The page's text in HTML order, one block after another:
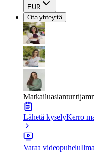
EUR
Ota yhteyttä
Lähetä kyselyKerro
Varaa videopuhelu